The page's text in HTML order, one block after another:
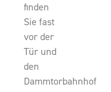
finden
Sie fast
vor der
Tür und
den
Dammtorbahnhof